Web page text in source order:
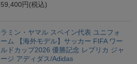
59,400円 (税込)
ラミン・ヤマル スペイン代表 ユニフォ
ーム 【海外モデル】サッカー FIFA ワー
ルドカップ2026 優勝記念 レプリカ ジャ
ージ アディダス/Adidas